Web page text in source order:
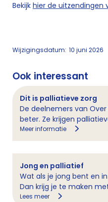
Bekijk hier de uitzendingen
Wijzigingsdatum: 10 juni 2026
Ook interessant
Dit is palliatieve zorg
De deelnemers van
beter. Ze krijgen
Meer informatie
Jong en palliatief
Wat als je jong bent en
Dan krijg je te maken
Lees meer